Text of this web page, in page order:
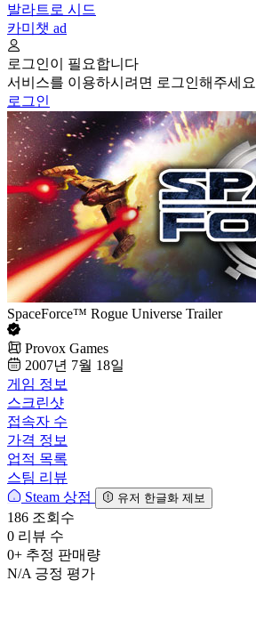
발라트로 시드
카미챗 ad
로그인이 필요합니다
서비스를 이용하시려면 로그인해주세요
로그인
SpaceForce™ Rogue Universe Trailer
Provox Games
2007년 7월 18일
게임 정보
스크린샷
접속자 수
가격 정보
업적 목록
스팀 리뷰
Steam 상점
유저 한글화 제보
186 조회수
0 리뷰 수
0+ 추정 판매량
N/A 긍정 평가